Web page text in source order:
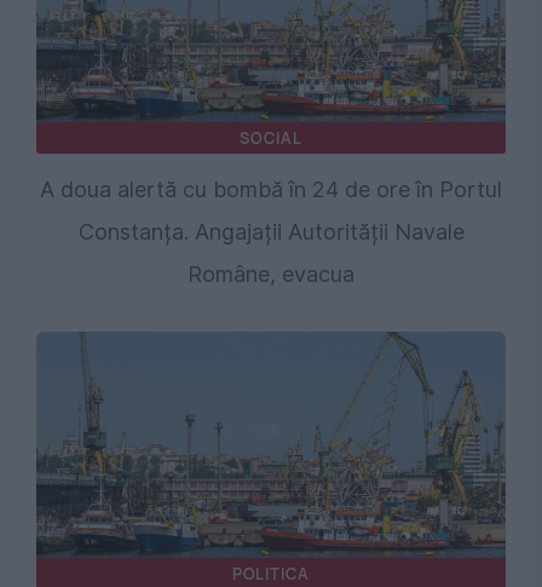
SOCIAL
A doua alertă cu bombă în 24 de ore în Portul
Constanța. Angajații Autorității Navale
Române, evacua
POLITICA